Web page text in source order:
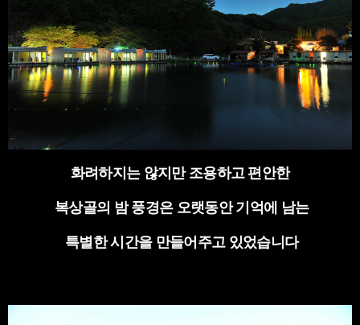
화려하지는 않지만 조용하고 편안한
복상골의 밤 풍경은 오랫동안 기억에 남는
특별한 시간을 만들어주고 있었습니다